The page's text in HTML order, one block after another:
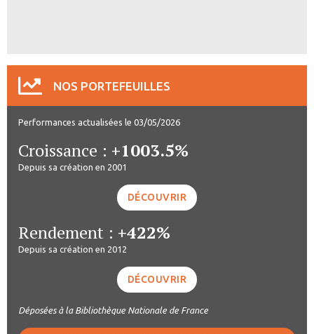
NOS PORTEFEUILLES
Performances actualisées le 03/05/2026
Croissance : +1003.5%
Depuis sa création en 2001
DÉCOUVRIR
Rendement : +422%
Depuis sa création en 2012
DÉCOUVRIR
Déposées à la Bibliothèque Nationale de France